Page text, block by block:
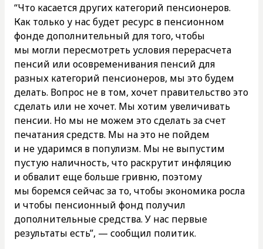
“Что касается других категорий пенсионеров.
Как только у нас будет ресурс в пенсионном
фонде дополнительный для того, чтобы
мы могли пересмотреть условия перерасчета
пенсий или осовременивания пенсий для
разных категорий пенсионеров, мы это будем
делать. Вопрос не в том, хочет правительство это
сделать или не хочет. Мы хотим увеличивать
пенсии. Но мы не можем это сделать за счет
печатания средств. Мы на это не пойдем
и не ударимся в популизм. Мы не выпустим
пустую наличность, что раскрутит инфляцию
и обвалит еще больше гривню, поэтому
мы боремся сейчас за то, чтобы экономика росла
и чтобы пенсионный фонд получил
дополнительные средства. У нас первые
результаты есть”, — сообщил политик.